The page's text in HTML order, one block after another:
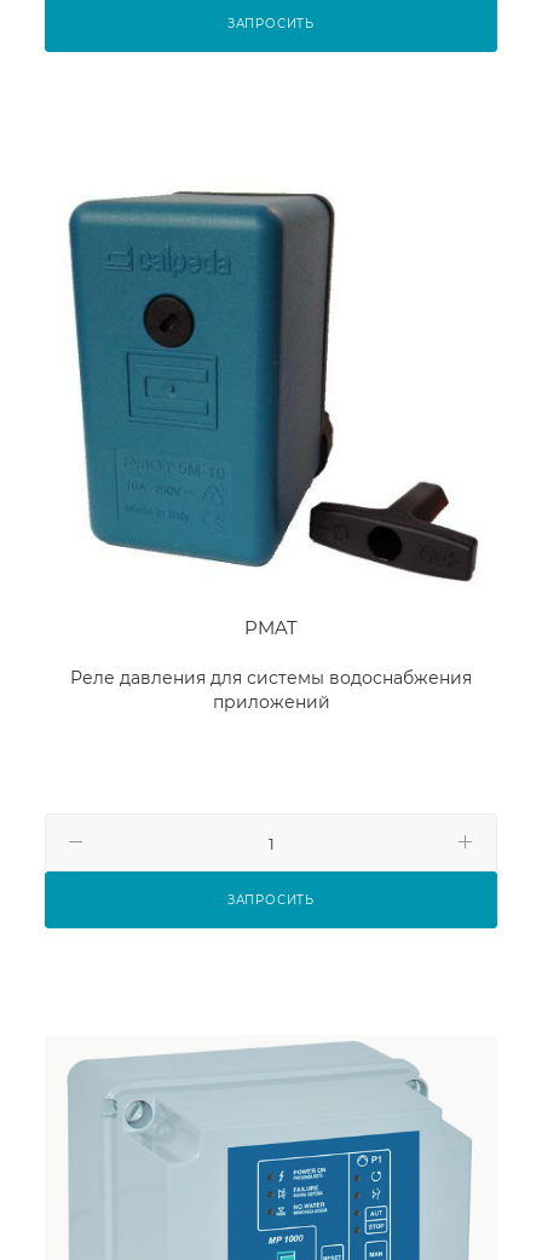
ЗАПРОСИТЬ
PMAT
Реле давления для системы водоснабжения
приложений
ЗАПРОСИТЬ